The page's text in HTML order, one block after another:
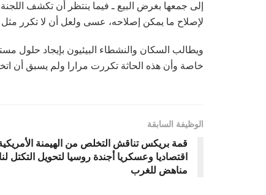
إلى جمعها بغرض البيع ـ فيما ينتظر أن تكشف اللجنة
لإصلاح ما يمكن إصلاحه، عسى ولعل أن لا تكرر مثل
ويطالب السكان والنشطاء البيئيون بإيجاد حلول
خاصة وأن هذه الحاثة تكررت مرارا ولم يسبق أن
الوظيفة السابقة
قمة بريكس تناقش التخلص من الهيمنة
اقتصاديا وعسكريا أجندة روسيا لتحويل التكتل
مناهض للغرب